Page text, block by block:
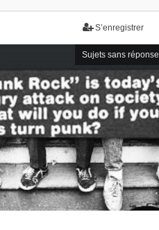
S’enregistrer
Sujets sans réponse